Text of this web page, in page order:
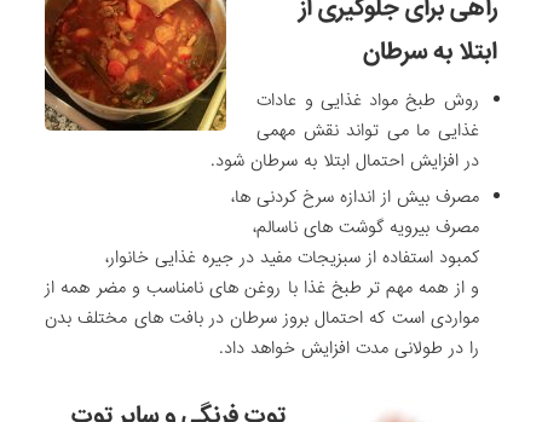
راهی برای جلوگیری از
ابتلا به سرطان
روش طبخ مواد غذایی و عادات
غذایی ما می تواند نقش مهمی
در افزایش احتمال ابتلا به سرطان شود.
مصرف بیش از اندازه سرخ کردنی ها،
مصرف بیرویه گوشت های ناسالم،
کمبود استفاده از سبزیجات مفید در جیره غذایی خانوار،
و از همه مهم تر طبخ غذا با روغن های نامناسب و مضر همه از
مواردی است که احتمال بروز سرطان در بافت های مختلف بدن
را در طولانی مدت افزایش خواهد داد.